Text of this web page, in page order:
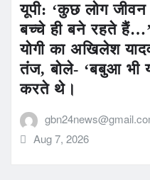
यूपी: ‘कुछ लोग
बच्चे ही बने रहते
योगी का अखिलेश
तंज, बोले- ‘बबुआ भी
करते थे।
Aug 7, 2026